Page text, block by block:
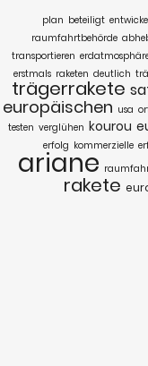
plan beteiligt
raumfahrtbehörde
transportieren
erstmals raketen deutlich
trägerrakete
europäischen usa
testen verglühen kourou
erfolg kommerzielle
ariane
rakete